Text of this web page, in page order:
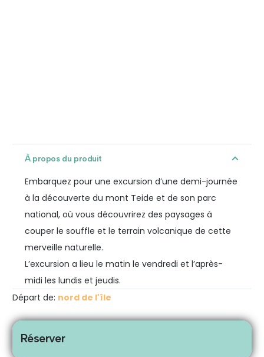
À propos du produit
Embarquez pour une excursion d’une demi-journée
à la découverte du mont Teide et de son parc
national, où vous découvrirez des paysages à
couper le souffle et le terrain volcanique de cette
merveille naturelle.
L’excursion a lieu le matin le vendredi et l’après-
midi les lundis et jeudis.
Départ de: nord de l'île
Réserver